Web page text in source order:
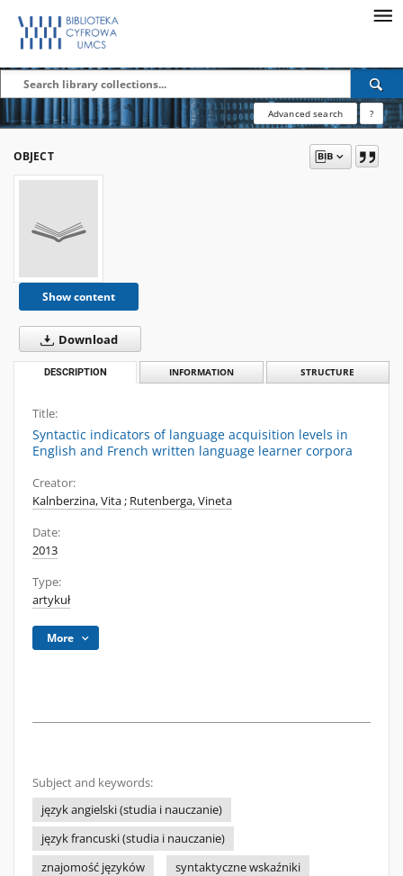
Advanced search ?
OBJECT
Show content
Download
DESCRIPTION INFORMATION STRUCTURE
Title:
Syntactic indicators of language acquisition levels in
English and French written language learner corpora
Creator:
Kalnberzina, Vita; Rutenberga, Vineta
Date:
2013
Type:
artykuł
More
Subject and keywords:
język angielski (studia i nauczanie)
język francuski (studia i nauczanie)
znajomość języków
syntaktyczne wskaźniki